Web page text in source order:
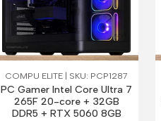
COMPU ELITE | SKU: PCP1287
PC Gamer Intel Core Ultra 7
265F 20-core + 32GB
DDR5 + RTX 5060 8GB